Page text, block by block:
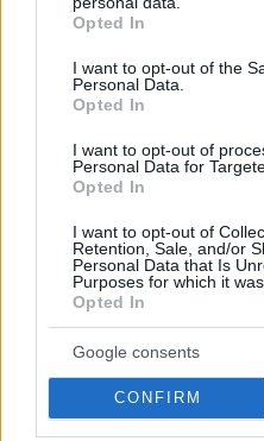
grant or deny consent to
use your data for below
consent section.
Opted In
I want to opt-out of the
Personal Data.
Opted In
I want to opt-out of
Personal Data for
Opted In
I want to opt-out of
Retention, Sale, and/or
Personal Data that Is
Purposes for which it
Opted In
Google consents
CONFIRM
Λουκέτο σε ραδιοφωνικό
Ο ανεξάρτητος
τρεις δεκαετίες
03.07.2024, 19:38 2